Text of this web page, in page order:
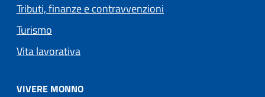
Tributi, finanze e contravvenzioni
Turismo
Vita lavorativa
VIVERE MONNO